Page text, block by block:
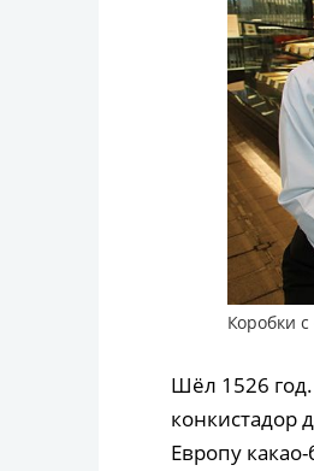
Коробки
Шёл 1526
конкистадор
Европу